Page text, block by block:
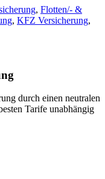
, Flotten/- &
, KFZ Versicherung,
durch einen neutralen
Tarife unabhängig